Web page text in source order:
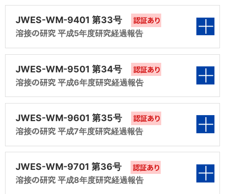
第8編 溶接材料及び同関連規格の整合性検討
（昭和58年度 規格化第9分科会報告）
の検討（昭和59年度 共研第7分科会報告）
第8編 溶接材料及び同関連規格の整合性検討
（昭和59年度 規格化第9分科会報告）
第7編 溶接棒部会技術委員会史の編集（調査
第7分科会報告）
（規格化第9分科会報告）
第6編 溶接棒部会技術委員会史の編集（調査
第7分科会報告）
第7編 溶接材料及び同関連規格の整合性検討
（規格化第9分科会報告）
第5編 溶接棒部会技術委員会史の編集（調査
第7分科会報告）
第6編 溶接材料規格体系及び分類の見直し（規
第4編 硬化肉盛用フラックス入りワイヤの規格
化の検討（共研第4分科会報告）
第5編 各種測定方法によるステンレス鋼溶接金
属フェライト量の比較検討（共研第5分科会報
告）
第6編 溶接材料規格の統合化の検討（規格化
第9分科会報告）
第3編 マグ溶接の薄鋼板溶接への適用性に関す
る研究（共研第3分科会報告）
第4編 溶接関連割れ試験方法の整理統合（調
査第4分科会報告）
第5編 各種測定方法によるステンレス鋼溶接金
属フェライト量の比較検討（共研第5分科会報
告）
第6編 溶接材料規格の統合化の検討（規格化
第9分科会報告）
（平成2年度 共研第1分科会報告）
第2編 マグ溶接のスパッタ発生量に関する研究
（平成2年度 共研第2分科会報告）
第3編 マグ溶接の薄鋼板溶接への適用性に関す
る研究（平成2年度 共研第3分科会報告）
第4編 溶接関連割れ試験方法の整理統合（平
成2年度 共研第4分科会報告）
第5編 各種測定方法によるステンレス鋼溶接金
属フェライト量の比較検討（平成2年度 調査第
5分科会報告）
（平成3年度 共研第1分科会報告）
第2編 軟鋼及び高張力鋼用アーク溶接フラック
ス入りワイヤ規格の見直し（平成3年度 共研第2
第3編 「業種別にみた各種溶接材料の現状と今
後の動向調査」（平成3年度 調査第3分科会報
告）
関する現状調査（平成4年度 調査第1分科会 報
告）
第2編 溶接部の水素量測定方法の見直し（平成
4年度 共研第2分科会 報告）
第3編 ガイドブック「フラックス入ワイヤ概論」の
JWES-WM-9401 第33号 認証あり
溶接の研究 平成5年度研究経過報告
第1編 現場における溶接材料の管理マニュアル
作成（平成5年度 調査第1分科会 報告）
JWES-WM-9501 第34号 認証あり
溶接の研究 平成6年度研究経過報告
JWES-WM-9601 第35号 認証あり
溶接の研究 平成7年度研究経過報告
JWES-WM-9701 第36号 認証あり
溶接の研究 平成8年度研究経過報告